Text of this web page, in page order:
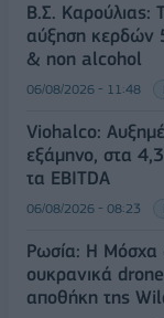
Β.Σ. Καρούλιας:
αύξηση κερδών
& non alcohol
06/08/2026 - 11:48
Viohalco:
εξάμηνο, στα
τα EBITDA
06/08/2026 - 08:23
Ρωσία: Η Μόσχα
ουκρανικά
αποθήκη της